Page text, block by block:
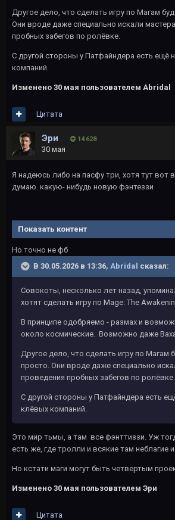
Другое дело, что сделать игру по Магам
Они вроде даже специально искали
пробных забегов по ролёвке.
С другой стороны у Патфайндера есть ещё
компаний.
Изменено 30 мая пользователем Abridal
Цитата
Эри 14 628
30 мая
Я надеюсь либо на пасфу три, хотя тут вот
думаю. какую- нибудь новую фэнтеззи
Показать контент
Но точно не фб
В 30.05.2026 в 13:36, Abridal сказал:
Совокоты, несколько лет назад,
хотят сделать игру по Mage: The
В принципе одобряемо - размах и
около космические. Возможно даже Ваха
Другое дело, что сделать игру по Магам
просто. Они вроде даже специально
проведения пробных забегов по ролёвке.
С другой стороны у Патфайндера есть
клёвых компаний.
Это мир тьмы, а там все фэнттиззи. Уж
есть же, где тролли и всякие там неблагие
Но кстати маги могут быть четвертым
Изменено 30 мая пользователем Эри
Цитата